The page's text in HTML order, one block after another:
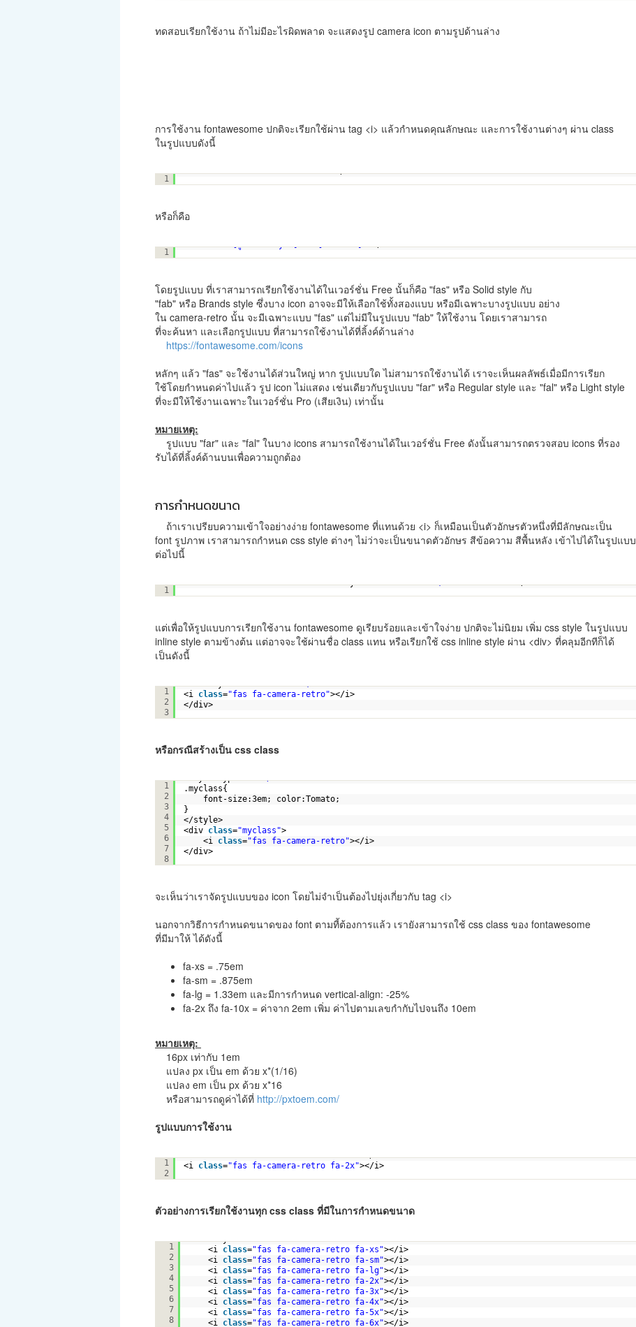
ทดสอบเรียกใช้งาน ถ้าไม่มีอะไรผิดพลาด จะแสดงรูป camera icon ตามรูปด้านล่าง
การใช้งาน fontawesome ปกติจะเรียกใช้ผ่าน tag <i> แล้วกำหนดคุณลักษณะ และการใช้งานต่างๆ ผ่าน class
ในรูปแบบดังนี้
1
<i class="fas fa-camera-retro"></i>
หรือก็คือ
1
<i class="[รูปแบบ style] fa-[ชื่อ icon]"></i>
โดยรูปแบบ ที่เราสามารถเรียกใช้งานได้ในเวอร์ชั่น Free นั้นก็คือ "fas" หรือ Solid style กับ
"fab" หรือ Brands style ซึ่งบาง icon อาจจะมีให้เลือกใช้ทั้งสองแบบ หรือมีเฉพาะบางรูปแบบ อย่าง
ใน camera-retro นั้น จะมีเฉพาะแบบ "fas" แต่ไม่มีในรูปแบบ "fab" ให้ใช้งาน โดยเราสามารถ
ที่จะค้นหา และเลือกรูปแบบ ที่สามารถใช้งานได้ที่ลิ้งค์ด้านล่าง
https://fontawesome.com/icons
หลักๆ แล้ว "fas" จะใช้งานได้ส่วนใหญ่ หาก รูปแบบใด ไม่สามารถใช้งานได้ เราจะเห็นผลลัพธ์เมื่อมีการเรียก
ใช้โดยกำหนดค่าไปแล้ว รูป icon ไม่แสดง เช่นเดียวกับรูปแบบ "far" หรือ Regular style และ "fal" หรือ Light style
ที่จะมีให้ใช้งานเฉพาะในเวอร์ชั่น Pro (เสียเงิน) เท่านั้น
หมายเหตุ:
รูปแบบ "far" และ "fal" ในบาง icons สามารถใช้งานได้ในเวอร์ชั่น Free ดังนั้นสามารถตรวจสอบ icons ที่รอง
รับได้ที่ลิ้งค์ด้านบนเพื่อความถูกต้อง
การกำหนดขนาด
ถ้าเราเปรียบความเข้าใจอย่างง่าย fontawesome ที่แทนด้วย <i> ก็เหมือนเป็นตัวอักษรตัวหนึ่งที่มีลักษณะเป็น
font รูปภาพ เราสามารถกำหนด css style ต่างๆ ไม่ว่าจะเป็นขนาดตัวอักษร สีข้อความ สีพื้นหลัง เข้าไปได้ในรูปแบบ
ต่อไปนี้
1
<i class="fas fa-camera-retro" style="font-size:3em; color:Tomato"></i>
แต่เพื่อให้รูปแบบการเรียกใช้งาน fontawesome ดูเรียบร้อยและเข้าใจง่าย ปกติจะไม่นิยม เพิ่ม css style ในรูปแบบ
inline style ตามข้างต้น แต่อาจจะใช้ผ่านชื่อ class แทน หรือเรียกใช้ css inline style ผ่าน <div> ที่คลุมอีกทีก็ได้
เป็นดังนี้
1
2
3
<div style="font-size:3em; color:Tomato">
<i class="fas fa-camera-retro"></i>
</div>
หรือกรณีสร้างเป็น css class
1
2
3
4
5
6
7
8
<style type="text/css">
.myclass{
font-size:3em; color:Tomato;
}
</style>
<div class="myclass">
<i class="fas fa-camera-retro"></i>
</div>
จะเห็นว่าเราจัดรูปแบบของ icon โดยไม่จำเป็นต้องไปยุ่งเกี่ยวกับ tag <i>
นอกจากวิธีการกำหนดขนาดของ font ตามที้ต้องการแล้ว เรายังสามารถใช้ css class ของ fontawesome
ที่มีมาให้ ได้ดังนี้
fa-xs = .75em
fa-sm = .875em
fa-lg = 1.33em และมีการกำหนด vertical-align: -25%
fa-2x ถึง fa-10x = ค่าจาก 2em เพิ่ม ค่าไปตามเลขกำกับไปจนถึง 10em
หมายเหตุ:
16px เท่ากับ 1em
แปลง px เป็น em ด้วย x*(1/16)
แปลง em เป็น px ด้วย x*16
หรือสามารถดูค่าได้ที่ http://pxtoem.com/
รูปแบบการใช้งาน
1
2
<i class="fas fa-camera-retro fa-xs"></i>
<i class="fas fa-camera-retro fa-2x"></i>
ตัวอย่างการเรียกใช้งานทุก css class ที่มีในการกำหนดขนาด
1
2
3
4
5
6
7
8
<div style="color:Tomato">
<i class="fas fa-camera-retro fa-xs"></i>
<i class="fas fa-camera-retro fa-sm"></i>
<i class="fas fa-camera-retro fa-lg"></i>
<i class="fas fa-camera-retro fa-2x"></i>
<i class="fas fa-camera-retro fa-3x"></i>
<i class="fas fa-camera-retro fa-4x"></i>
<i class="fas fa-camera-retro fa-5x"></i>
<i class="fas fa-camera-retro fa-6x"></i>